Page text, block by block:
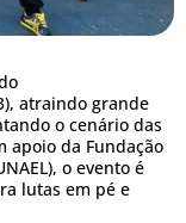
atraindo grande
o cenário das
apoio da Fundação
o evento é
lutas em pé e